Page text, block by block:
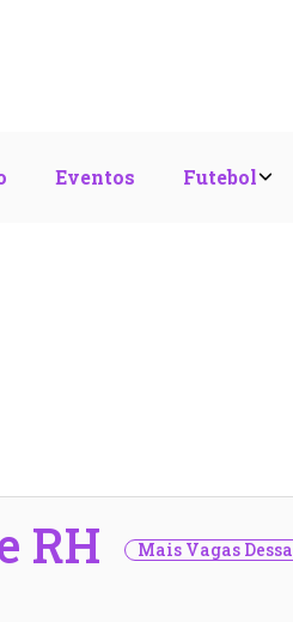
Eventos Futebol
RH Mais Vagas Dessa